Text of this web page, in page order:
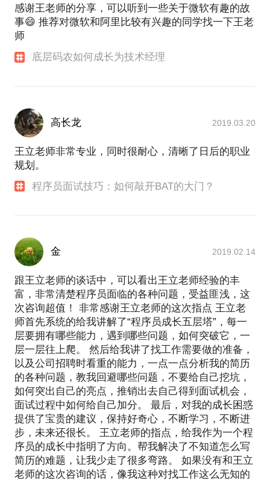
感谢王老师的分享，可以听到一些关于微软有趣的故
事😄 推荐对微软和阿里比较有兴趣的同学找一下王老
师
底层码农如何成长为技术经理
高长龙 2019.03.20
王立老师非常专业，同时很耐心，清晰了日后的职业
规划。
程序员面试技巧：如何敲开BAT的大门？
金 2019.02.14
跟王立老师的谈话中，可以看出王立老师经验的丰
富，非常清楚程序员面临的各种问题，受益匪浅，这
次咨询超值！ 非常感谢王立老师的这次指点 王立老
师首先系统的给我讲解了“程序员成长五层塔”，每一
层要拥有哪些能力，遇到哪些问题，如何突破它，一
层一层往上爬。 然后给我讲了找工作需要做的准备，
以及公司招聘时看重的能力，一点一点分析我的简历
的各种问题，教我回避哪些问题，不要给自己挖坑，
如何突出自己的亮点，推销出去自己得到面试机会，
面试过程中如何给自己加分。 最后，对我的成长困惑
提供了宝贵的建议，保持好奇心，不断学习，不断进
步，未来还很长。 王立老师的指点，给我作为一个程
序员的成长中指明了方向。帮我解决了不知道怎么写
简历的难题，让我少走了很多弯路。 如果没有和王立
老师的这次咨询的话，像我这种对找工作这么无知的